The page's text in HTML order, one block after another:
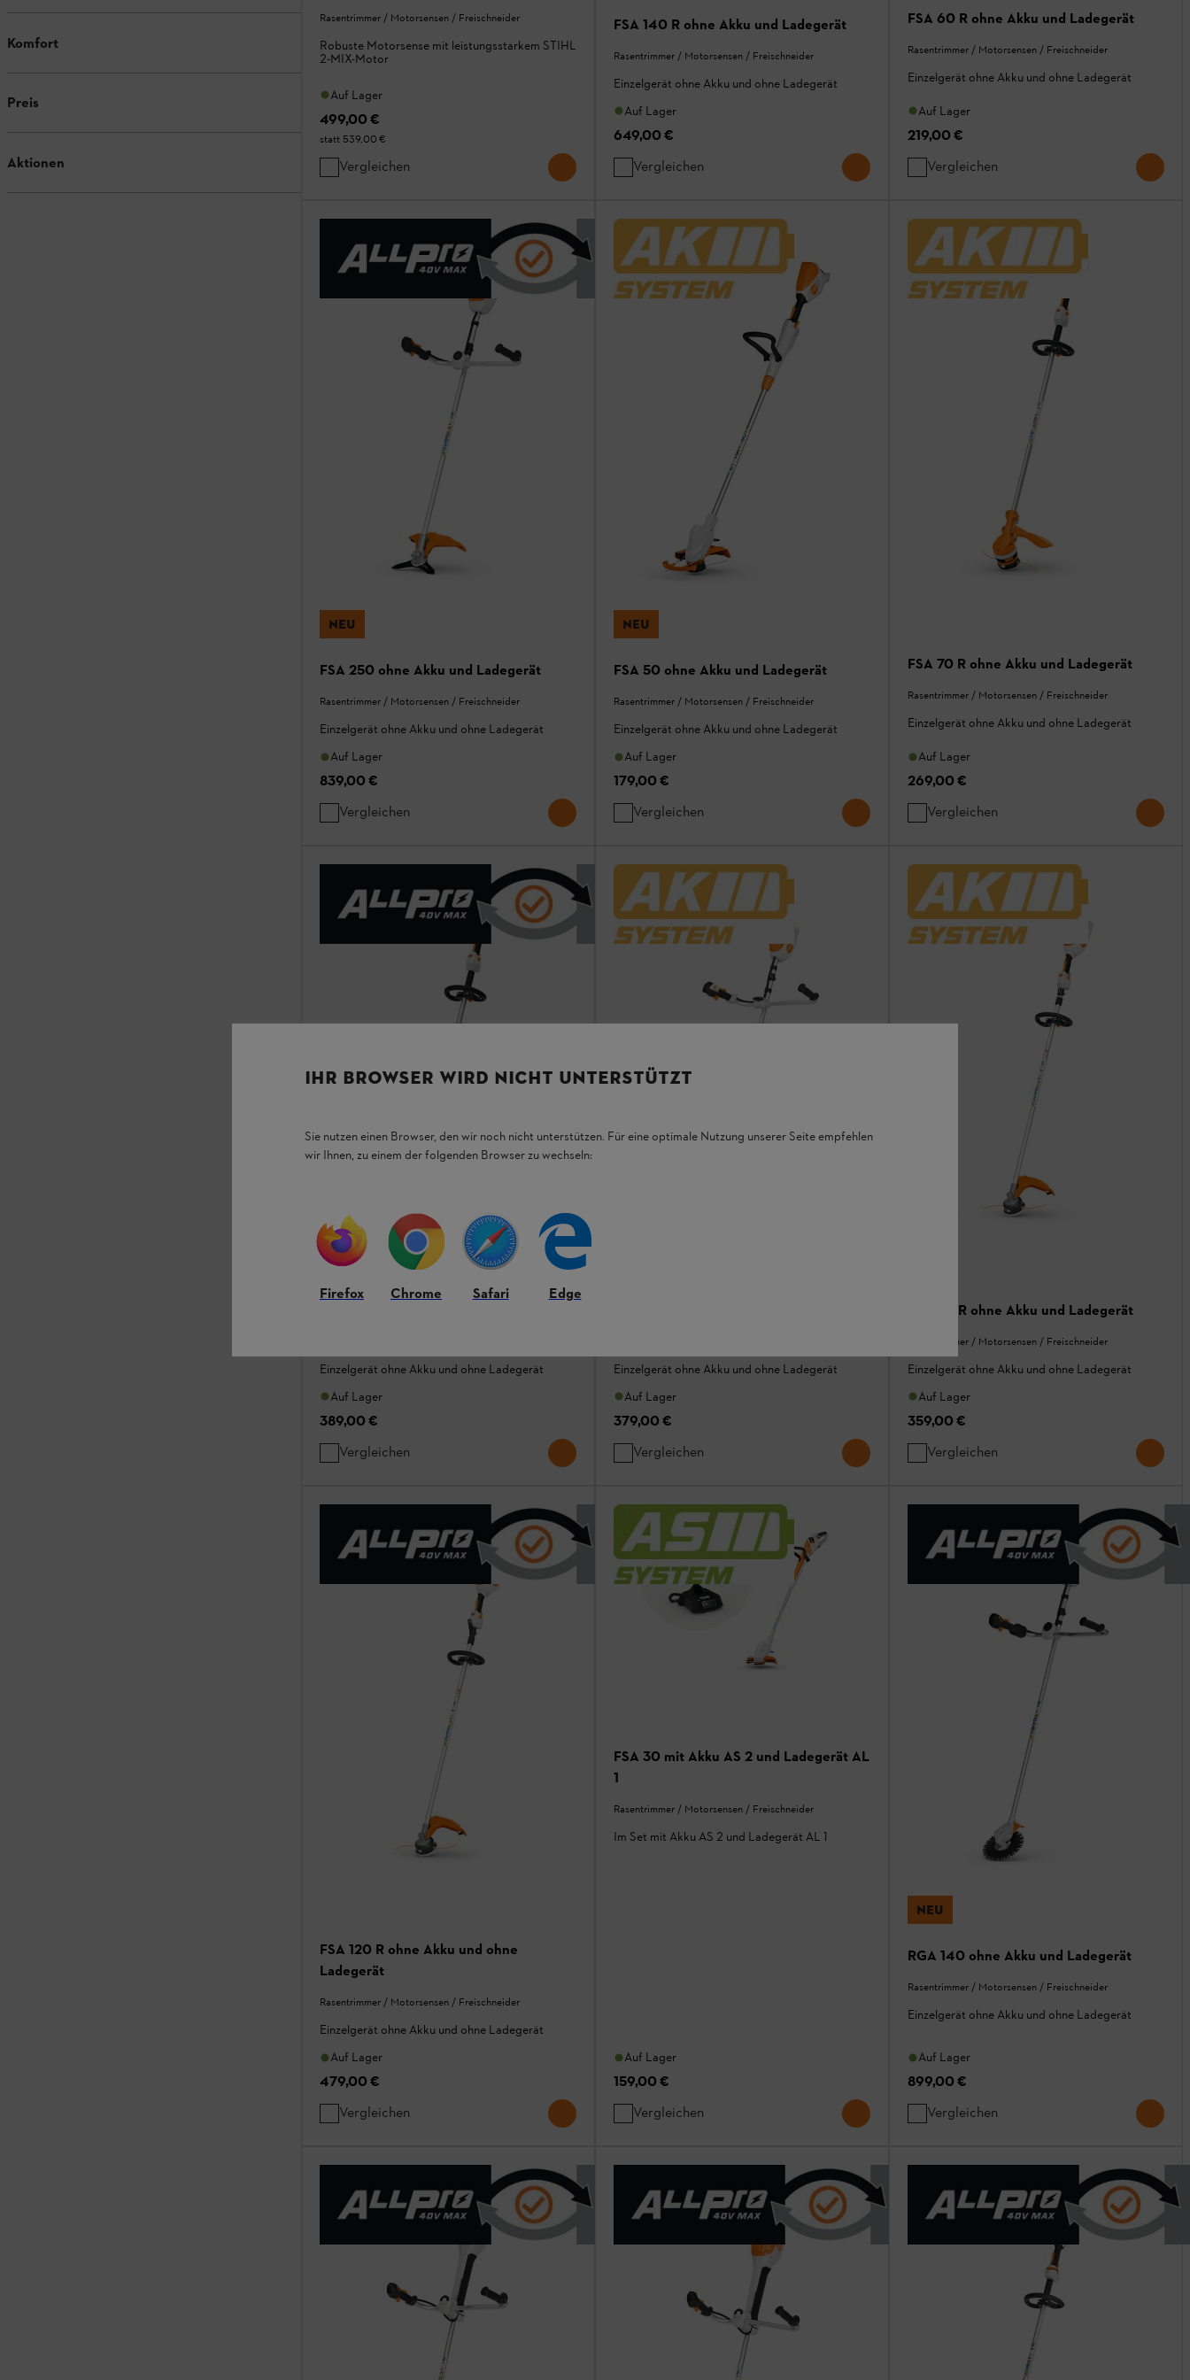
Komfort
Preis
Aktionen
Rasentrimmer / Motorsensen / Freischneider
Robuste Motorsense mit leistungsstarkem STIHL
2-MIX-Motor
Auf Lager
499,00 €
statt 539,00 €
Vergleichen
FSA 140 R ohne Akku und Ladegerät
Rasentrimmer / Motorsensen / Freischneider
Einzelgerät ohne Akku und ohne Ladegerät
Auf Lager
649,00 €
Vergleichen
FSA 60 R ohne Akku und Ladegerät
Rasentrimmer / Motorsensen / Freischneider
Einzelgerät ohne Akku und ohne Ladegerät
Auf Lager
219,00 €
Vergleichen
NEU
FSA 250 ohne Akku und Ladegerät
Rasentrimmer / Motorsensen / Freischneider
Einzelgerät ohne Akku und ohne Ladegerät
Auf Lager
839,00 €
Vergleichen
NEU
FSA 50 ohne Akku und Ladegerät
Rasentrimmer / Motorsensen / Freischneider
Einzelgerät ohne Akku und ohne Ladegerät
Auf Lager
179,00 €
Vergleichen
FSA 70 R ohne Akku und Ladegerät
Rasentrimmer / Motorsensen / Freischneider
Einzelgerät ohne Akku und ohne Ladegerät
Auf Lager
269,00 €
Vergleichen
Einzelgerät ohne Akku und ohne Ladegerät
Auf Lager
389,00 €
Vergleichen
Einzelgerät ohne Akku und ohne Ladegerät
Auf Lager
379,00 €
Vergleichen
FSA 80 R ohne Akku und Ladegerät
Rasentrimmer / Motorsensen / Freischneider
Einzelgerät ohne Akku und ohne Ladegerät
Auf Lager
359,00 €
Vergleichen
FSA 120 R ohne Akku und ohne
Ladegerät
Rasentrimmer / Motorsensen / Freischneider
Einzelgerät ohne Akku und ohne Ladegerät
Auf Lager
479,00 €
Vergleichen
FSA 30 mit Akku AS 2 und Ladegerät AL
1
Rasentrimmer / Motorsensen / Freischneider
Im Set mit Akku AS 2 und Ladegerät AL 1
Auf Lager
159,00 €
Vergleichen
NEU
RGA 140 ohne Akku und Ladegerät
Rasentrimmer / Motorsensen / Freischneider
Einzelgerät ohne Akku und ohne Ladegerät
Auf Lager
899,00 €
Vergleichen
IHR BROWSER WIRD NICHT UNTERSTÜTZT
Sie nutzen einen Browser, den wir noch nicht unterstützen. Für eine optimale Nutzung unserer Seite empfehlen
wir Ihnen, zu einem der folgenden Browser zu wechseln:
Firefox Chrome Safari Edge